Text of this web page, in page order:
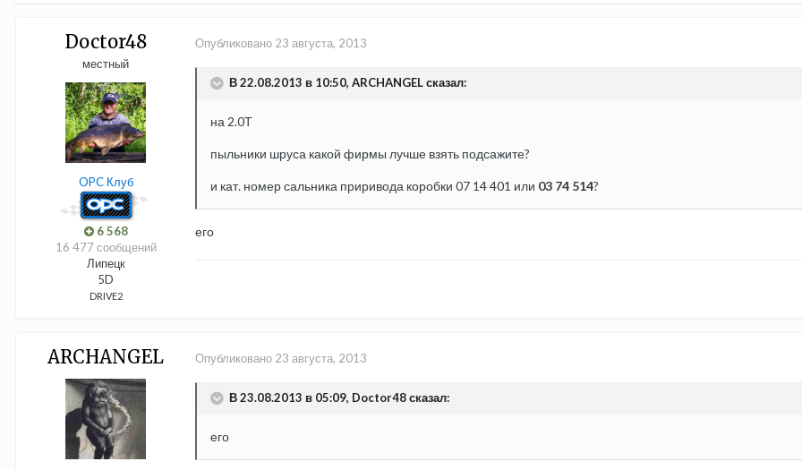
Doctor48
местный
OPC Клуб
6 568
16 477 сообщений
Липецк
5D
DRIVE2
Опубликовано 23 августа, 2013
В 22.08.2013 в 10:50, ARCHANGEL сказал:
на 2.0Т
пыльники шруса какой фирмы лучше взять подсажите?
и кат. номер сальника приривода коробки 07 14 401 или 03 74 514?
его
ARCHANGEL Опубликовано 23 августа, 2013
В 23.08.2013 в 05:09, Doctor48 сказал:
его